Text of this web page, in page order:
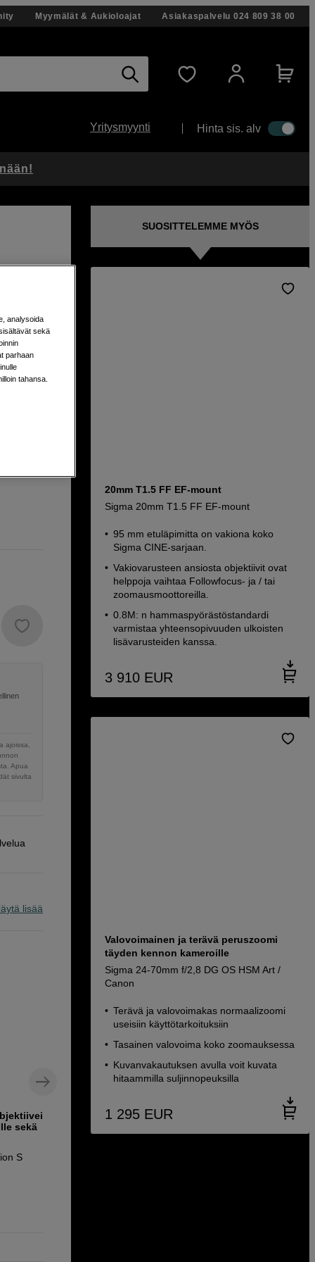
Myymälät & Aukioloajat Asiakaspalvelu 024 809 38 00
Yritysmyynti Hinta sis. alv
20
ajoissa,
Apua
sivulta
lisää
sekä
S
Magneettinen suodinsarja, jossa on
SUOSITTELEMME MYÖS
20mm T1.5 FF EF-mount
Sigma 20mm T1.5 FF EF-mount
95 mm etuläpimitta on vakiona koko
Sigma CINE-sarjaan.
Vakiovarusteen ansiosta objektiivit ovat
helppoja vaihtaa Followfocus- ja / tai
zoomausmoottoreilla.
0.8M: n hammaspyörästöstandardi
varmistaa yhteensopivuuden ulkoisten
lisävarusteiden kanssa.
3 910 EUR
Valovoimainen ja terävä peruszoomi
täyden kennon kameroille
Sigma 24-70mm f/2,8 DG OS HSM Art /
Canon
Terävä ja valovoimakas normaalizoomi
useisiin käyttötarkoituksiin
Tasainen valovoima koko zoomauksessa
Kuvanvakautuksen avulla voit kuvata
hitaammilla suljinnopeuksilla
1 295 EUR
analysoida
sekä
parhaan
tahansa.